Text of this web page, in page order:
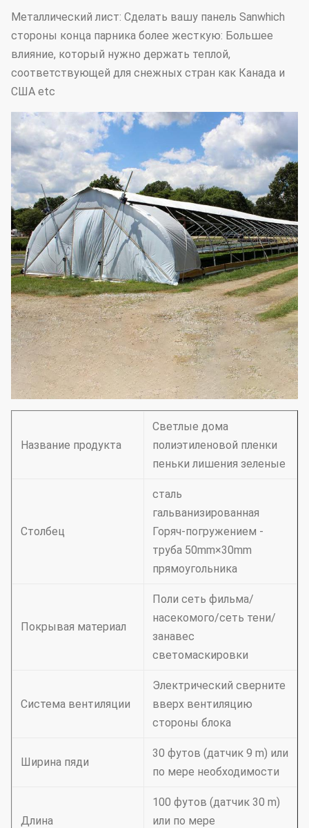
Металлический лист: Сделать вашу панель Sanwhich
стороны конца парника более жесткую: Большее
влияние, который нужно держать теплой,
соответствующей для снежных стран как Канада и
США etc
Название продукта
Светлые дома
полиэтиленовой пленки
пеньки лишения зеленые
Столбец
сталь
гальванизированная
Горяч-погружением -
труба 50mm×30mm
прямоугольника
Покрывая материал
Поли сеть фильма/
насекомого/сеть тени/
занавес
светомаскировки
Система вентиляции
Электрический сверните
вверх вентиляцию
стороны блока
Ширина пяди
30 футов (датчик 9 m) или
по мере необходимости
Длина
100 футов (датчик 30 m)
или по мере